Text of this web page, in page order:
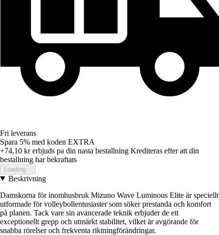
Fri leverans
Spara 5% med koden EXTRA
+74,10 krerbjuds pa din nasta bestallning Krediteras efter att din
bestallning har bekraftats
Loading...
Beskrivning
Damskorna för inomhusbruk Mizuno Wave Luminous Elite är speciellt
utformade för volleybollentusiaster som söker prestanda och komfort
på planen. Tack vare sin avancerade teknik erbjuder de ett
exceptionellt grepp och utmärkt stabilitet, vilket är avgörande för
snabba rörelser och frekventa riktningförändringar.